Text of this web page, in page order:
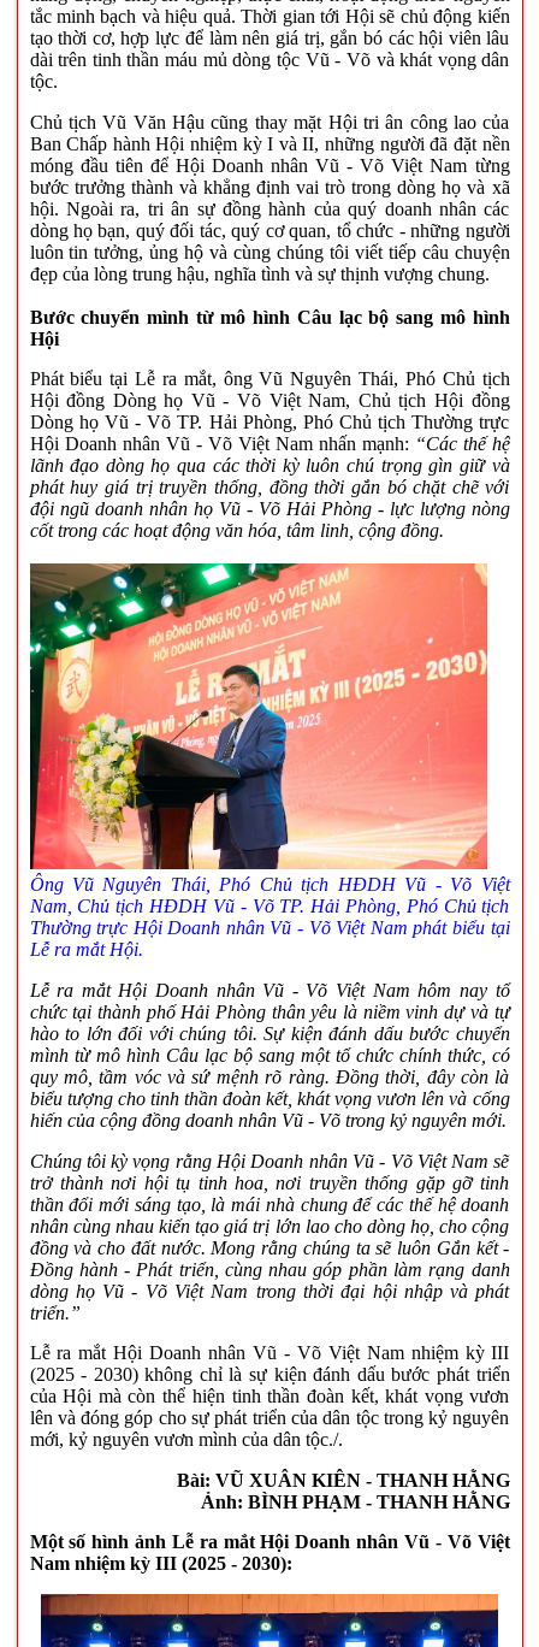
tắc minh bạch và hiệu quả. Thời gian tới Hội sẽ chủ động kiến
tạo thời cơ, hợp lực để làm nên giá trị, gắn bó các hội viên lâu
dài trên tinh thần máu mủ dòng tộc Vũ - Võ và khát vọng dân
tộc.
Chủ tịch Vũ Văn Hậu cũng thay mặt Hội tri ân công lao của
Ban Chấp hành Hội nhiệm kỳ I và II, những người đã đặt nền
móng đầu tiên để Hội Doanh nhân Vũ - Võ Việt Nam từng
bước trưởng thành và khẳng định vai trò trong dòng họ và xã
hội. Ngoài ra, tri ân sự đồng hành của quý doanh nhân các
dòng họ bạn, quý đối tác, quý cơ quan, tổ chức - những người
luôn tin tưởng, ủng hộ và cùng chúng tôi viết tiếp câu chuyện
đẹp của lòng trung hậu, nghĩa tình và sự thịnh vượng chung.
Bước chuyển mình từ mô hình Câu lạc bộ sang mô hình
Hội
Phát biểu tại Lễ ra mắt, ông Vũ Nguyên Thái, Phó Chủ tịch
Hội đồng Dòng họ Vũ - Võ Việt Nam, Chủ tịch Hội đồng
Dòng họ Vũ - Võ TP. Hải Phòng, Phó Chủ tịch Thường trực
Hội Doanh nhân Vũ - Võ Việt Nam nhấn mạnh: “Các thế hệ
lãnh đạo dòng họ qua các thời kỳ luôn chú trọng gìn giữ và
phát huy giá trị truyền thống, đồng thời gắn bó chặt chẽ với
đội ngũ doanh nhân họ Vũ - Võ Hải Phòng - lực lượng nòng
cốt trong các hoạt động văn hóa, tâm linh, cộng đồng.
Ông Vũ Nguyên Thái, Phó Chủ tịch HĐDHVũ - Võ Việt
Nam, Chủ tịch HĐDHVũ - Võ TP. Hải Phòng, Phó Chủ tịch
Thường trực Hội Doanh nhân Vũ - Võ Việt Nam phát biểu tại
Lễ ra mắt Hội.
Lễ ra mắt Hội Doanh nhân Vũ - Võ Việt Nam hôm nay tổ
chức tại thành phố Hải Phòng thân yêu là niềm vinh dự và tự
hào to lớn đối với chúng tôi. Sự kiện đánh dấu bước chuyển
mình từ mô hình Câu lạc bộ sang một tổ chức chính thức, có
quy mô, tầm vóc và sứ mệnh rõ ràng. Đồng thời, đây còn là
biểu tượng cho tinh thần đoàn kết, khát vọng vươn lên và cống
hiến của cộng đồng doanh nhân Vũ - Võ trong kỷ nguyên mới.
Chúng tôi kỳ vọng rằng Hội Doanh nhân Vũ - Võ Việt Nam sẽ
trở thành nơi hội tụ tinh hoa, nơi truyền thống gặp gỡ tinh
thần đổi mới sáng tạo, là mái nhà chung để các thế hệ doanh
nhân cùng nhau kiến tạo giá trị lớn lao cho dòng họ, cho cộng
đồng và cho đất nước. Mong rằng chúng ta sẽ luôn Gắn kết -
Đồng hành - Phát triển, cùng nhau góp phần làm rạng danh
dòng họ Vũ - Võ Việt Nam trong thời đại hội nhập và phát
triển.”
Lễ ra mắt Hội Doanh nhân Vũ - Võ Việt Nam nhiệm kỳ III
(2025 - 2030) không chỉ là sự kiện đánh dấu bước phát triển
của Hội mà còn thể hiện tinh thần đoàn kết, khát vọng vươn
lên và đóng góp cho sự phát triển của dân tộc trong kỷ nguyên
mới, kỷ nguyên vươn mình của dân tộc./.
Bài: VŨ XUÂN KIÊN - THANH HẰNG
Ảnh: BÌNH PHẠM - THANH HẰNG
Một số hình ảnh Lễ ra mắtHội Doanh nhân Vũ - Võ Việt
Nam nhiệm kỳ III (2025 - 2030):